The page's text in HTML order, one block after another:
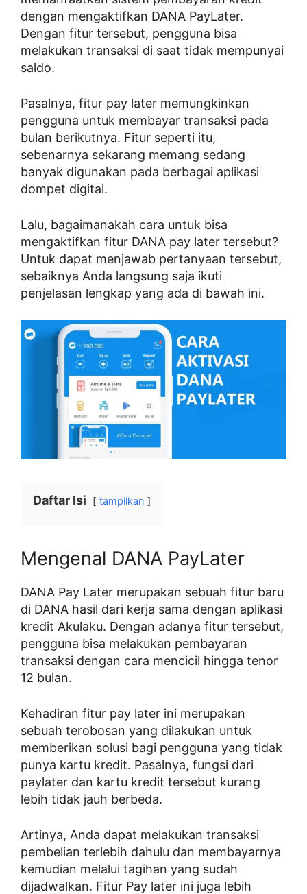
dengan mengaktifkan DANA PayLater.
Dengan fitur tersebut, pengguna bisa
melakukan transaksi di saat tidak mempunyai
saldo.
Pasalnya, fitur pay later memungkinkan
pengguna untuk membayar transaksi pada
bulan berikutnya. Fitur seperti itu,
sebenarnya sekarang memang sedang
banyak digunakan pada berbagai aplikasi
dompet digital.
Lalu, bagaimanakah cara untuk bisa
mengaktifkan fitur DANA pay later tersebut?
Untuk dapat menjawab pertanyaan tersebut,
sebaiknya Anda langsung saja ikuti
penjelasan lengkap yang ada di bawah ini.
Daftar Isi tampilkan
Mengenal DANA PayLater
DANA Pay Later merupakan sebuah fitur baru
di DANA hasil dari kerja sama dengan aplikasi
kredit Akulaku. Dengan adanya fitur tersebut,
pengguna bisa melakukan pembayaran
transaksi dengan cara mencicil hingga tenor
12 bulan.
Kehadiran fitur pay later ini merupakan
sebuah terobosan yang dilakukan untuk
memberikan solusi bagi pengguna yang tidak
punya kartu kredit. Pasalnya, fungsi dari
paylater dan kartu kredit tersebut kurang
lebih tidak jauh berbeda.
Artinya, Anda dapat melakukan transaksi
pembelian terlebih dahulu dan membayarnya
kemudian melalui tagihan yang sudah
dijadwalkan. Fitur Pay later ini juga lebih